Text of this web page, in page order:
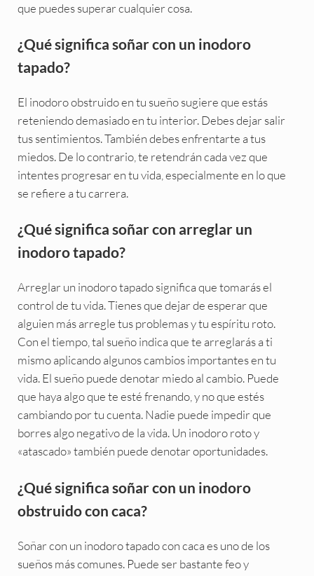
que puedes superar cualquier cosa.
¿Qué significa soñar con un inodoro
tapado?
El inodoro obstruido en tu sueño sugiere que estás
reteniendo demasiado en tu interior. Debes dejar salir
tus sentimientos. También debes enfrentarte a tus
miedos. De lo contrario, te retendrán cada vez que
intentes progresar en tu vida, especialmente en lo que
se refiere a tu carrera.
¿Qué significa soñar con arreglar un
inodoro tapado?
Arreglar un inodoro tapado significa que tomarás el
control de tu vida. Tienes que dejar de esperar que
alguien más arregle tus problemas y tu espíritu roto.
Con el tiempo, tal sueño indica que te arreglarás a ti
mismo aplicando algunos cambios importantes en tu
vida. El sueño puede denotar miedo al cambio. Puede
que haya algo que te esté frenando, y no que estés
cambiando por tu cuenta. Nadie puede impedir que
borres algo negativo de la vida. Un inodoro roto y
«atascado» también puede denotar oportunidades.
¿Qué significa soñar con un inodoro
obstruido con caca?
Soñar con un inodoro tapado con caca es uno de los
sueños más comunes. Puede ser bastante feo y